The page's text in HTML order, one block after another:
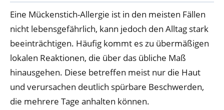
Eine Mückenstich-Allergie ist in den meisten Fällen
nicht lebensgefährlich, kann jedoch den Alltag stark
beeinträchtigen. Häufig kommt es zu übermäßigen
lokalen Reaktionen, die über das übliche Maß
hinausgehen. Diese betreffen meist nur die Haut
und verursachen deutlich spürbare Beschwerden,
die mehrere Tage anhalten können.